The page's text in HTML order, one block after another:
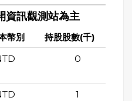
資訊觀測站為主
幣別 持股股數(千)
0
1